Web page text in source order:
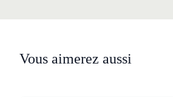
Vous aimerez aussi